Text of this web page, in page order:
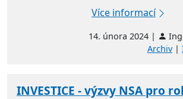
Více informací
14. února 2024 |
Archiv|
INVESTICE - výzvy NSA pro